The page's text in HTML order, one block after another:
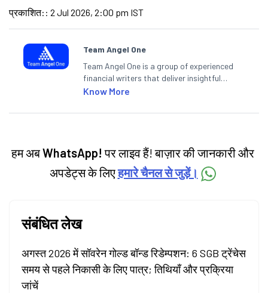
प्रकाशित: : 2 Jul 2026, 2:00 pm IST
Team Angel One
Team Angel One is a group of experienced
financial writers that deliver insightful
articles on the stock market, IPO, economy,
categories.
Know More
हम अबWhatsApp! पर लाइव हैं! बाज़ार की जानकारी और
अपडेट्स के लिएहमारे चैनल से जुड़ें।
संबंधित लेख
अगस्त 2026 में सॉवरेन गोल्ड बॉन्ड रिडेम्पशन: 6 SGB ट्रेंचेस
समय से पहले निकासी के लिए पात्र; तिथियाँ और प्रक्रिया
जांचें